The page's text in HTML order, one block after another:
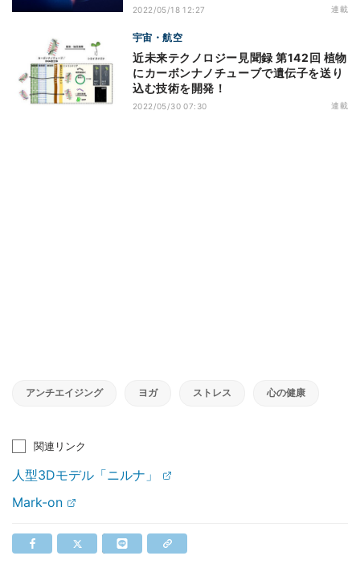
2022/05/18 12:27 連載
宇宙・航空
近未来テクノロジー見聞録 第142回 植物
にカーボンナノチューブで遺伝子を送り
込む技術を開発！
2022/05/30 07:30 連載
アンチエイジング ヨガ ストレス 心の健康
関連リンク
人型3Dモデル「ニルナ」
Mark-on